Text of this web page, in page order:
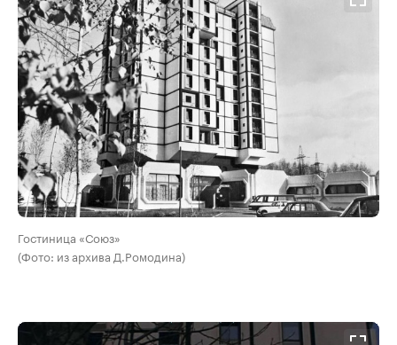
Гостиница «Союз»
(Фото: из архива Д.Ромодина)